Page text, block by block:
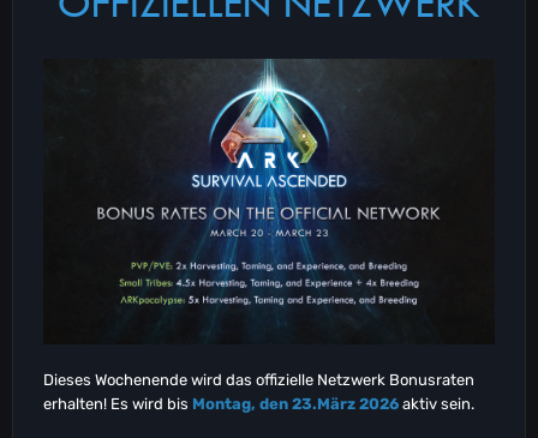
Dieses Wochenende wird das offizielle Netzwerk Bonusraten
erhalten! Es wird bis Montag, den 23.März 2026 aktiv sein.